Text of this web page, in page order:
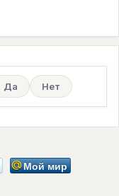
Да Нет
Мой мир